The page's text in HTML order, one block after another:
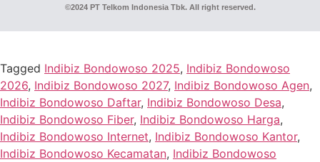
©2024 PT Telkom Indonesia Tbk. All right reserved.
Tagged Indibiz Bondowoso 2025, Indibiz Bondowoso
2026, Indibiz Bondowoso 2027, Indibiz Bondowoso Agen,
Indibiz Bondowoso Daftar, Indibiz Bondowoso Desa,
Indibiz Bondowoso Fiber, Indibiz Bondowoso Harga,
Indibiz Bondowoso Internet, Indibiz Bondowoso Kantor,
Indibiz Bondowoso Kecamatan, Indibiz Bondowoso